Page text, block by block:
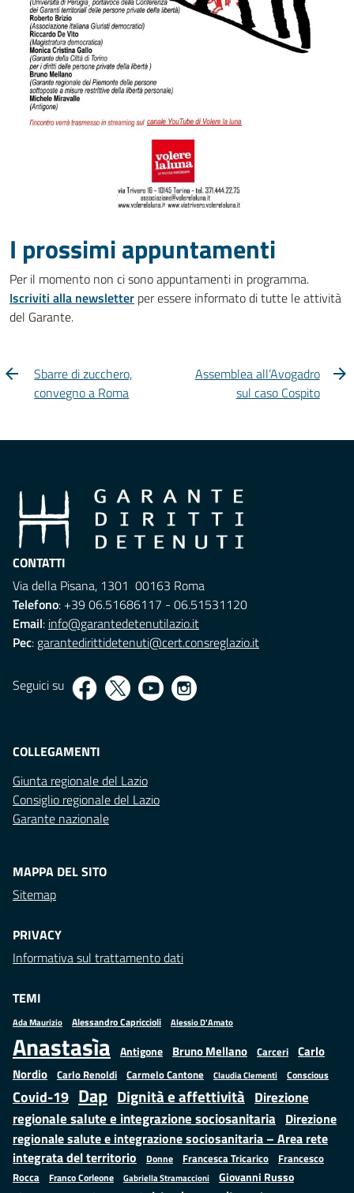
I prossimi appuntamenti
Per il momento non ci sono appuntamenti in programma.
Iscriviti alla newsletter per essere informato di tutte le attività
del Garante.
Sbarre di zucchero,
convegno a Roma
Assemblea all’Avogadro
sul caso Cospito
CONTATTI
Via della Pisana, 1301 00163 Roma
Telefono: +39 06.51686117 - 06.51531120
Email: info@garantedetenutilazio.it
Pec: garantedirittidetenuti@cert.consreglazio.it
Seguici su
COLLEGAMENTI
Giunta regionale del Lazio
Consiglio regionale del Lazio
Garante nazionale
MAPPA DEL SITO
Sitemap
PRIVACY
Informativa sul trattamento dati
TEMI
Ada Maurizio Alessandro Capriccioli Alessio D'Amato
Anastasìa Antigone Bruno Mellano Carceri
Carlo
Nordio Carlo Renoldi Carmelo Cantone Claudia Clementi Conscious
Covid-19 Dap Dignità e affettività Direzione
regionale salute e integrazione sociosanitaria Direzione
regionale salute e integrazione sociosanitaria – Area rete
integrata del territorio
Donne Francesca Tricarico
Francesco
Rocca
Franco Corleone Gabriella Stramaccioni Giovanni Russo